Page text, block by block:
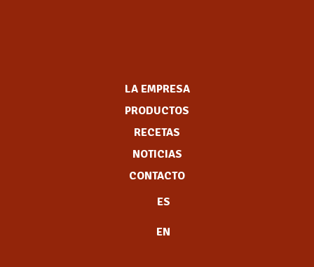
LA EMPRESA
PRODUCTOS
RECETAS
NOTICIAS
CONTACTO
ES
EN